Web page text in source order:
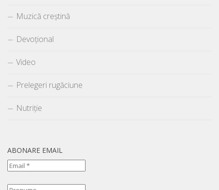
Muzică creștină
Devoțional
Video
Prelegeri rugăciune
Nutriție
ABONARE EMAIL